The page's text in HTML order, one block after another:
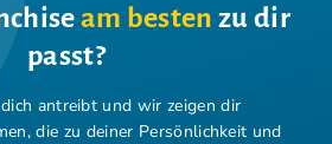
am besten zu dir
passt?
antreibt und wir zeigen dir
die zu deiner Persönlichkeit und